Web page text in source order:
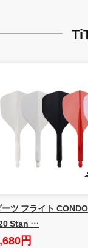
ーツ フライト
Stan …
円